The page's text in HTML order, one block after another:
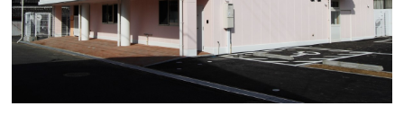
プライバシーポリシー